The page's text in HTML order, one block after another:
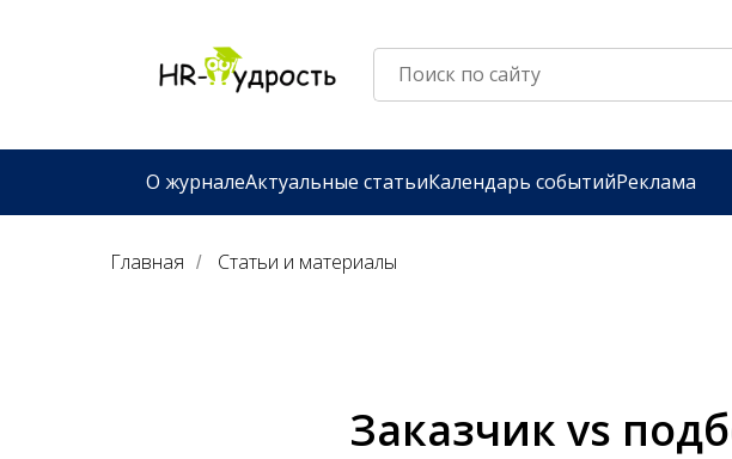
О журналеАктуальные статьиКалендарь событийРеклама
Главная / Статьи и материалы
Заказчик vs